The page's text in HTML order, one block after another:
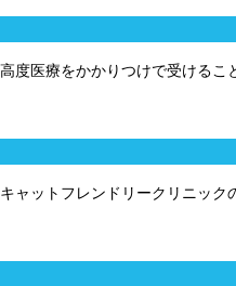
度医療をかかりつけで受ける
ャットフレンドリークリニッ